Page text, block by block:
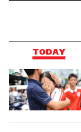
TODAY